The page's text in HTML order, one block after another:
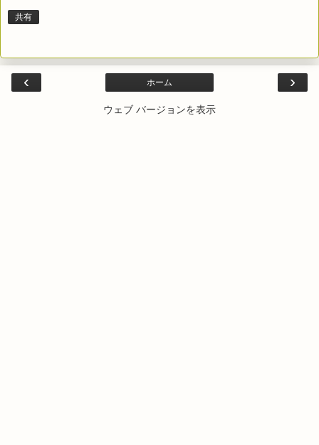
共有
‹ ›
ホーム
ウェブ バージョンを表示